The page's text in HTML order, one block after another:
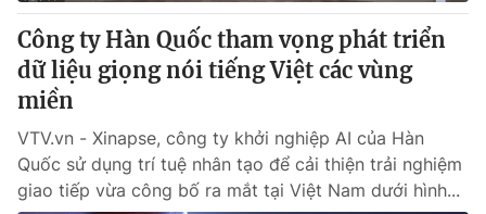
® Cấm sao chép dưới mọi hình thức nếu không có sự chấp
thuận bằng văn bản. Ghi rõ nguồn VTV.vn khi phát hành lại
thông tin từ website này.
Công ty Hàn Quốc tham vọng phát triển
dữ liệu giọng nói tiếng Việt các vùng
miền
VTV.vn - Xinapse, công ty khởi nghiệp AI của Hàn
Quốc sử dụng trí tuệ nhân tạo để cải thiện trải nghiệm
giao tiếp vừa công bố ra mắt tại Việt Nam dưới hình...